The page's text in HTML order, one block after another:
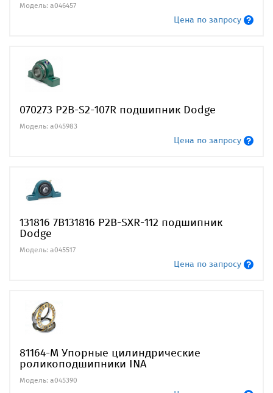
Модель: a046457
Цена по запросу
070273 P2B-S2-107R подшипник Dodge
Модель: a045983
Цена по запросу
131816 7B131816 P2B-SXR-112 подшипник
Dodge
Модель: a045517
Цена по запросу
81164-M Упорные цилиндрические
роликоподшипники INA
Модель: a045390